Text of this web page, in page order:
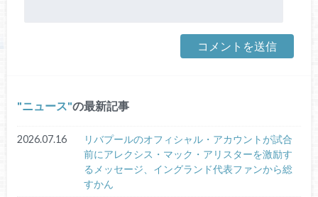
ニュース の最新記事
2026.07.16
リバプールのオフィシャル・アカウントが試合
前にアレクシス・マック・アリスターを激励す
るメッセージ、イングランド代表ファンから総
すかん